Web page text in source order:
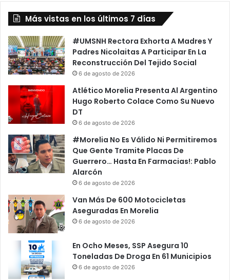
Más vistas en los últimos 7 días
#UMSNH Rectora Exhorta A Madres Y
Padres Nicolaitas A Participar En La
Reconstrucción Del Tejido Social
6 de agosto de 2026
Atlético Morelia Presenta Al Argentino
Hugo Roberto Colace Como Su Nuevo
DT
6 de agosto de 2026
#Morelia No Es Válido Ni Permitiremos
Que Gente Tramite Placas De
Guerrero… Hasta En Farmacias!: Pablo
Alarcón
6 de agosto de 2026
Van Más De 600 Motocicletas
Aseguradas En Morelia
6 de agosto de 2026
En Ocho Meses, SSP Asegura 10
Toneladas De Droga En 61 Municipios
6 de agosto de 2026